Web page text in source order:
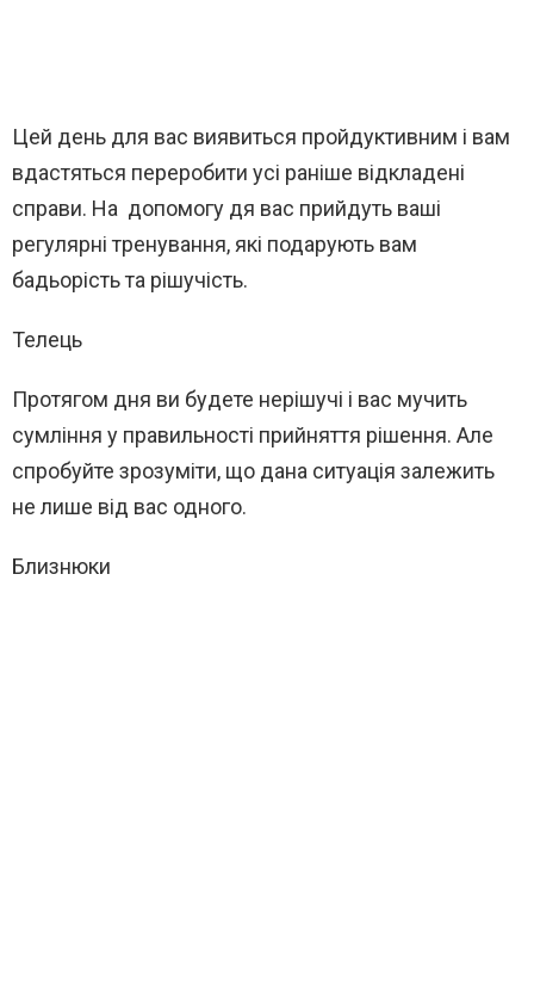
Цей день для вас виявиться пройдуктивним і вам
вдастяться переробити усі раніше відкладені
справи. На допомогу дя вас прийдуть ваші
регулярні тренування, які подарують вам
бадьорість та рішучість.
Телець
Протягом дня ви будете нерішучі і вас мучить
сумління у правильності прийняття рішення. Але
спробуйте зрозуміти, що дана ситуація залежить
не лише від вас одного.
Близнюки